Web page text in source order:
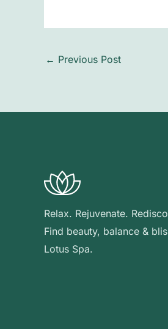
← Previous Post
Relax. Rejuvenate.
Find beauty, balance &
Lotus Spa.